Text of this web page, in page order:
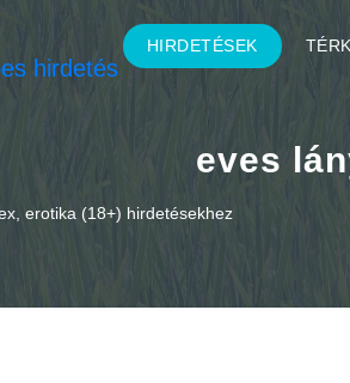
HIRDETÉSEK
eves
erotika (18+) hirdetésekhez